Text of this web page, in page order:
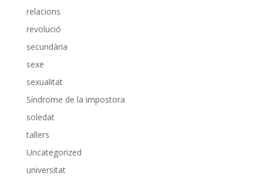
relacions
revolució
secundària
sexe
sexualitat
Síndrome de la impostora
soledat
tallers
Uncategorized
universitat